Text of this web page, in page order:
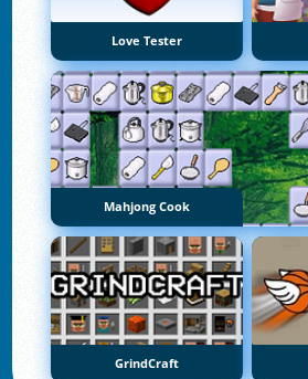
Love Tester
Mahjong Cook
GrindCraft